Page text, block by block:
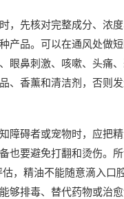
，先核对完整成分、浓
产品。可以在通风处做
眼鼻刺激、咳嗽、头痛
、香薰和清洁剂，否则
障碍者或宠物时，应把
也要避免打翻和烫伤。所
估，精油不能随意滴入口
够排毒、替代药物或治